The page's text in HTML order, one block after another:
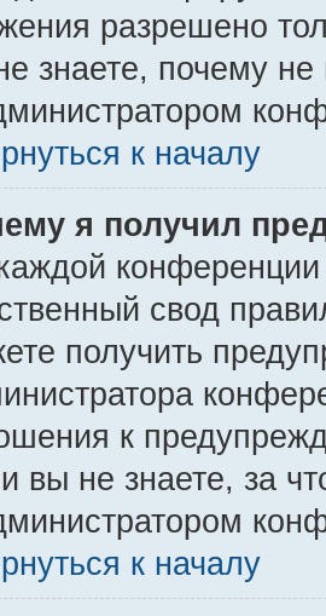
разрешено
знаете, почему
к началу
я получил
конференции
свод
получить
к
вы не знаете, за
к началу